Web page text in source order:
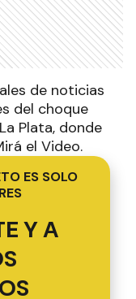
de noticias
del choque
Plata, donde
el Video.
ES SOLO
Y A